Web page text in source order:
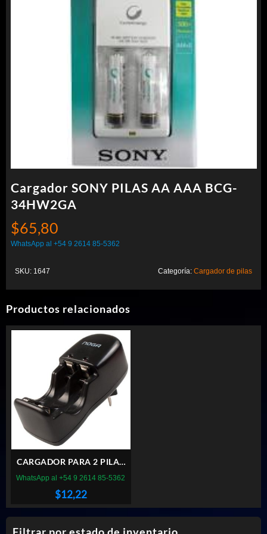
Cargador SONY PILAS AA AAA BCG-
34HW2GA
$65,80
WhatsApp al +54 9 2614 85-5362
SKU: 1647 Categoría: Cargador de pilas
Productos relacionados
CARGADOR PARA 2 PILAS
AA/AAA NG-516 NOGA
$12,22
WhatsApp al +54 9 2614 85-5362